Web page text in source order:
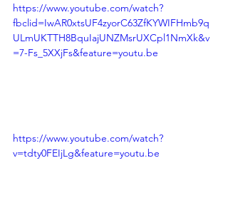
https://www.youtube.com/watch?
fbclid=IwAR0xtsUF4zyorC63ZfKYWIFHmb9q
ULmUKTTH8BquIajUNZMsrUXCpl1NmXk&v
=7-Fs_5XXjFs&feature=youtu.be
https://www.youtube.com/watch?
v=tdty0FEIjLg&feature=youtu.be